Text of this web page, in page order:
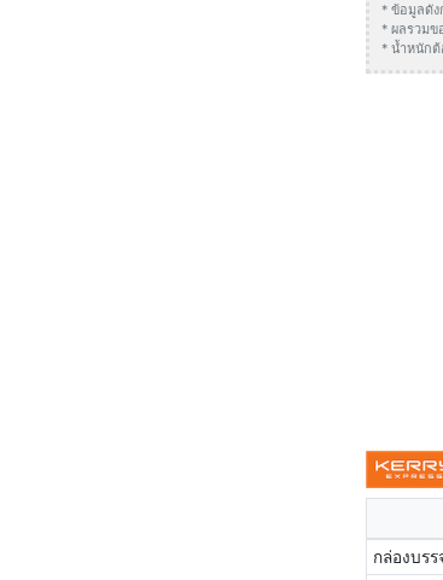
* ข้อมูลดัง
* ผลรวมข
* น้ำหนักต้
กล่องบรร